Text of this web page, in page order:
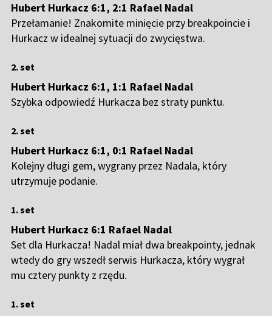
Hubert Hurkacz 6:1, 2:1 Rafael Nadal
Przełamanie! Znakomite minięcie przy breakpoincie i
Hurkacz w idealnej sytuacji do zwycięstwa.
2. set
Hubert Hurkacz 6:1, 1:1 Rafael Nadal
Szybka odpowiedź Hurkacza bez straty punktu.
2. set
Hubert Hurkacz 6:1, 0:1 Rafael Nadal
Kolejny długi gem, wygrany przez Nadala, który
utrzymuje podanie.
1. set
Hubert Hurkacz 6:1 Rafael Nadal
Set dla Hurkacza! Nadal miał dwa breakpointy, jednak
wtedy do gry wszedł serwis Hurkacza, który wygrał
mu cztery punkty z rzędu.
1. set